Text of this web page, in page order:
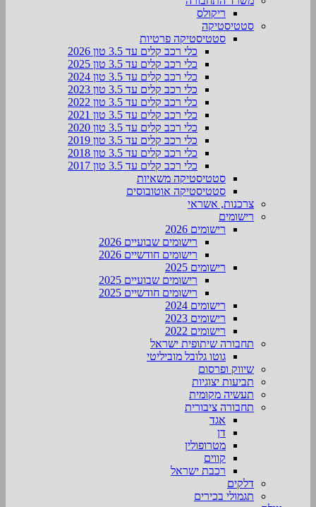
ריקולס
סטטיסטיקה
סטטיסטיקה פרטיות
כלי רכב קלים עד 3.5 טון 2026
כלי רכב קלים עד 3.5 טון 2025
כלי רכב קלים עד 3.5 טון 2024
כלי רכב קלים עד 3.5 טון 2023
כלי רכב קלים עד 3.5 טון 2022
כלי רכב קלים עד 3.5 טון 2021
כלי רכב קלים עד 3.5 טון 2020
כלי רכב קלים עד 3.5 טון 2019
כלי רכב קלים עד 3.5 טון 2018
כלי רכב קלים עד 3.5 טון 2017
סטטיסטיקה משאיות
סטטיסטיקה אוטובוסים
צרכנות, אשראי
רישומים
רישומים 2026
רישומים שבועיים 2026
רישומים חודשיים 2026
רישומים 2025
רישומים שבועיים 2025
רישומים חודשיים 2025
רישומים 2024
רישומים 2023
רישומים 2022
תחבורה שיתופית ישראל
גוטו גלובל מוביליטי
שיווק ופרסום
תביעות יצוגיות
תעשיה מקומית
תחבורה ציבורית
אגד
דן
מטרופולין
קווים
רכבת ישראל
דלקים
תגמולי בכירים